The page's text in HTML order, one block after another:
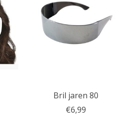
Bril jaren 80
€6,99